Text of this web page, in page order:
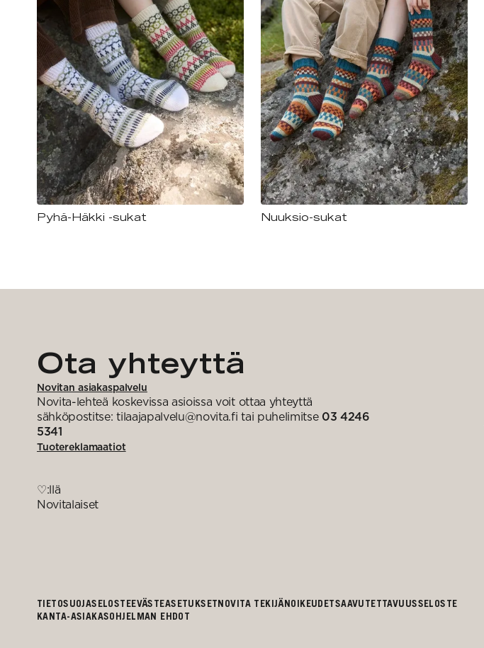
Pyhä-Häkki -sukat Nuuksio-sukat
Ota yhteyttä
Novitan asiakaspalvelu
Novita-lehteä koskevissa asioissa voit ottaa yhteyttä
sähköpostitse: tilaajapalvelu@novita.fi tai puhelimitse 03 4246
5341
Tuotereklamaatiot
♡:llä
Novitalaiset
TIETOSUOJASELOSTEEVÄSTEASETUKSETNOVITA TEKIJÄNOIKEUDETSAAVUTETTAVUUSSELOSTE
KANTA-ASIAKASOHJELMAN EHDOT